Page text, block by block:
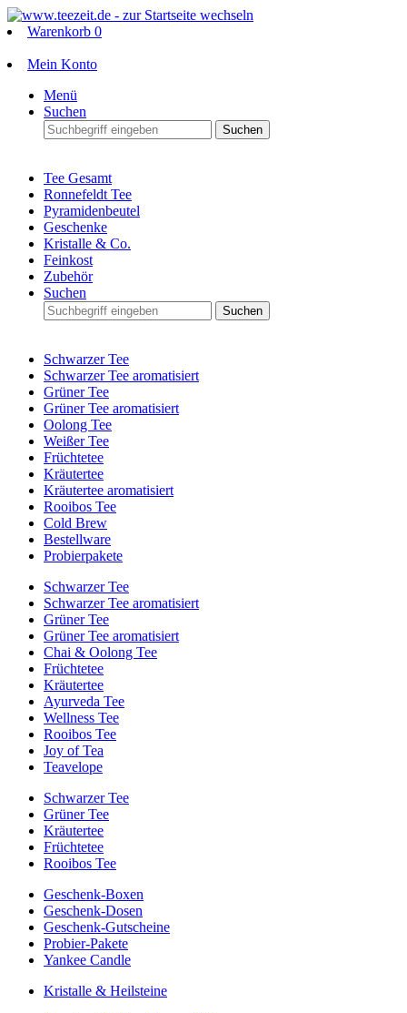
Warenkorb 0
Mein Konto
Menü
Suchen
Suchen
Tee Gesamt
Ronnefeldt Tee
Pyramidenbeutel
Geschenke
Kristalle & Co.
Feinkost
Zubehör
Suchen
Suchen
Schwarzer Tee
Schwarzer Tee aromatisiert
Grüner Tee
Grüner Tee aromatisiert
Oolong Tee
Weißer Tee
Früchtetee
Kräutertee
Kräutertee aromatisiert
Rooibos Tee
Cold Brew
Bestellware
Probierpakete
Schwarzer Tee
Schwarzer Tee aromatisiert
Grüner Tee
Grüner Tee aromatisiert
Chai & Oolong Tee
Früchtetee
Kräutertee
Ayurveda Tee
Wellness Tee
Rooibos Tee
Joy of Tea
Teavelope
Schwarzer Tee
Grüner Tee
Kräutertee
Früchtetee
Rooibos Tee
Geschenk-Boxen
Geschenk-Dosen
Geschenk-Gutscheine
Probier-Pakete
Yankee Candle
Kristalle & Heilsteine